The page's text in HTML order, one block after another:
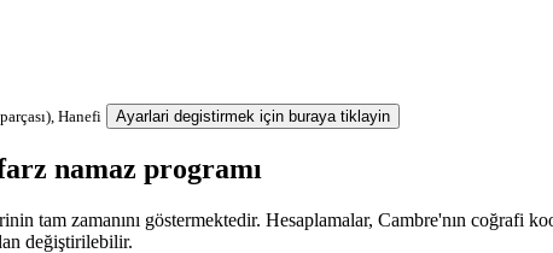
Hanefi Ayarlari degistirmek için buraya tiklayin
namaz programı
tam zamanını göstermektedir. Hesaplamalar, Cambre'nın coğrafi
değiştirilebilir.